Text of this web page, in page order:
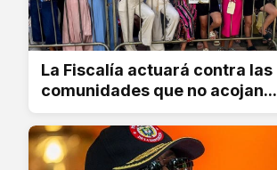
La Fiscalía actuará contra las
comunidades que no acojan...